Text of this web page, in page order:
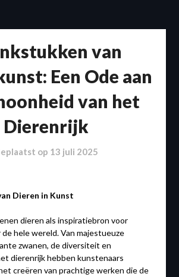
van
Een Ode aan
van het
Dierenrijk
op 13 juli 2025
Dieren in Kunst
dieren als inspiratiebron voor
hele wereld. Van majestueuze
zwanen, de diversiteit en
dierenrijk hebben kunstenaars
creëren van prachtige werken die de